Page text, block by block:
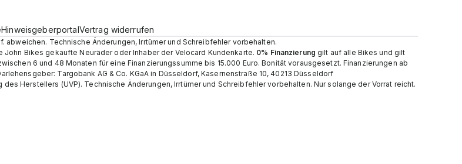
HinweisgeberportalVertrag widerrufen
abweichen. Technische Änderungen, Irrtümer und Schreibfehler vorbehalten.
Bikes gekaufte Neuräder oder Inhaber der Velocard Kundenkarte. 0% Finanzierung gilt auf alle Bikes und gilt
6 und 48 Monaten für eine Finanzierungssumme bis 15.000 Euro. Bonität vorausgesetzt. Finanzierungen ab
Targobank AG & Co. KGaA in Düsseldorf, Kasernenstraße 10, 40213 Düsseldorf
Herstellers (UVP). Technische Änderungen, Irrtümer und Schreibfehler vorbehalten. Nur solange der Vorrat reicht.​